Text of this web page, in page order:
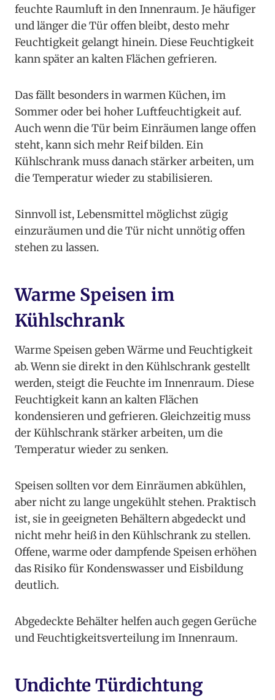
feuchte Raumluft in den Innenraum. Je häufiger
und länger die Tür offen bleibt, desto mehr
Feuchtigkeit gelangt hinein. Diese Feuchtigkeit
kann später an kalten Flächen gefrieren.
Das fällt besonders in warmen Küchen, im
Sommer oder bei hoher Luftfeuchtigkeit auf.
Auch wenn die Tür beim Einräumen lange offen
steht, kann sich mehr Reif bilden. Ein
Kühlschrank muss danach stärker arbeiten, um
die Temperatur wieder zu stabilisieren.
Sinnvoll ist, Lebensmittel möglichst zügig
einzuräumen und die Tür nicht unnötig offen
stehen zu lassen.
Warme Speisen im
Kühlschrank
Warme Speisen geben Wärme und Feuchtigkeit
ab. Wenn sie direkt in den Kühlschrank gestellt
werden, steigt die Feuchte im Innenraum. Diese
Feuchtigkeit kann an kalten Flächen
kondensieren und gefrieren. Gleichzeitig muss
der Kühlschrank stärker arbeiten, um die
Temperatur wieder zu senken.
Speisen sollten vor dem Einräumen abkühlen,
aber nicht zu lange ungekühlt stehen. Praktisch
ist, sie in geeigneten Behältern abgedeckt und
nicht mehr heiß in den Kühlschrank zu stellen.
Offene, warme oder dampfende Speisen erhöhen
das Risiko für Kondenswasser und Eisbildung
deutlich.
Abgedeckte Behälter helfen auch gegen Gerüche
und Feuchtigkeitsverteilung im Innenraum.
Undichte Türdichtung